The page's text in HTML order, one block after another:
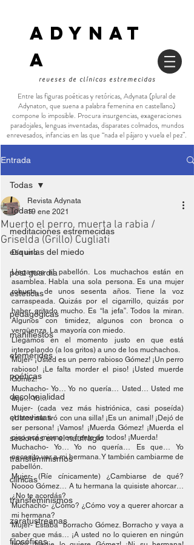
ADYNAT
a
reveses de clínicas estremecidas
Entre las figuras poéticas y retóricas, Adynata (plural de
Adynaton, que suena a palabra femenina en castellano)
compone lo imposible. Procura insurgencias, exageraciones
paradojales, lenguas inventadas, disparates colmados, mundos
enrevesados, infancias en las que “nada el pájaro y vuela el pez”.
Entrada
Todas
meditaciones estremecidas
esquirlas del miedo
post guardia
esteticas
pedagógicas
manifiestos
efemérides
poéticas
decolonialidad
entrevistas
sesiones en el naufragio
transfeminismos
clínicas
transfeminismos
zaratustreanas
filosóficas
Todas
Muerto el perro, muerta la rabia /
Griselda (Grillo) Cugliati
Revista Adynata
19 ene 2021
Día uno
Llegamos al pabellón. Los muchachos están en
asamblea. Habla una sola persona. Es una mujer
robusta, de unos sesenta años. Tiene la voz
carraspeada. Quizás por el cigarrillo, quizás por
haber gritado mucho. Es “la jefa”. Todos la miran.
Algunos con timidez, algunos con bronca o
vergüenza. La mayoría con miedo.
Llegamos en el momento justo en que está
interpelando (a los gritos) a uno de los muchachos.
Mujer- ¡Usted es un perro rabioso Gómez! ¡Un perro
rabioso! ¡Le falta morder el piso! ¡Usted muerde
Gómez!
Muchacho- Yo… Yo no quería… Usted… Usted me
dijo… Yo…
Mujer- (cada vez más histriónica, casi poseída)
¡Usted me tiró con una silla! ¡Es un animal! ¡Dejó de
ser persona! ¡Vamos! ¡Muerda Gómez! ¡Muerda el
piso acá mismo en frente de todos! ¡Muerda!
Muchacho- Yo… Yo no quería… Es que… Yo
necesito ver a mi hermana. Y también cambiarme de
pabellón.
Mujer- (Ríe cínicamente) ¿Cambiarse de qué?
Noooo Gómez… A tu hermana la quisiste ahorcar…
¿No te acordás?
Muchacho- ¿Cómo? ¿Cómo voy a querer ahorcar a
mi hermana?
Mujer- Estaba  borracho Gómez. Borracho y vaya a
saber que más… ¡A usted no lo quieren en ningún